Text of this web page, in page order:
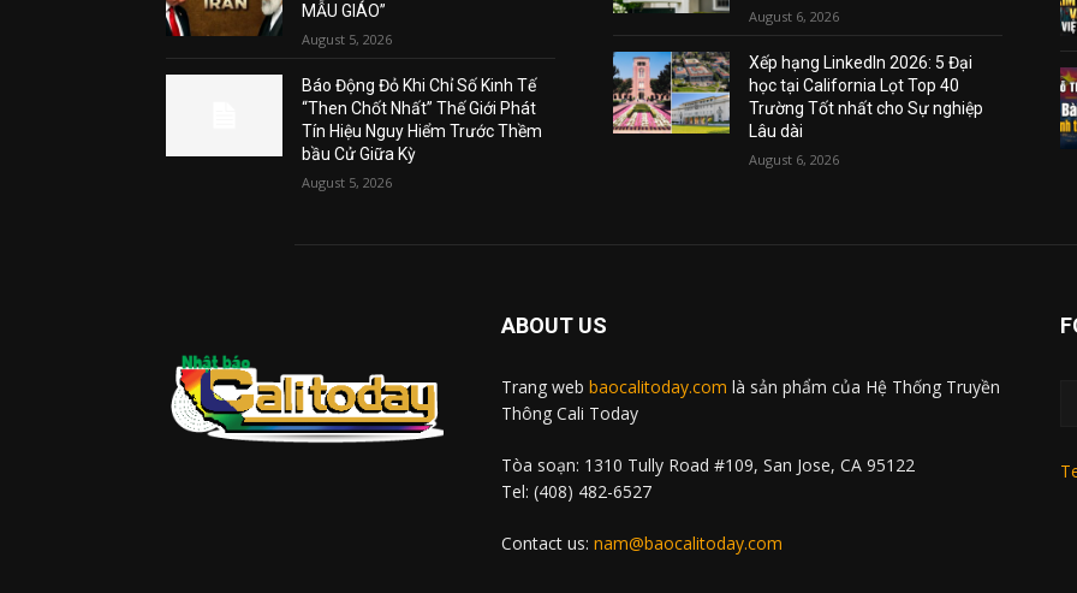
MẪU GIÁO”
August 5, 2026
Báo Động Đỏ Khi Chỉ Số Kinh Tế
“Then Chốt Nhất” Thế Giới Phát
Tín Hiệu Nguy Hiểm Trước Thềm
bầu Cử Giữa Kỳ
August 5, 2026
August 6, 2026
Xếp hạng LinkedIn 2026: 5 Đại
học tại California Lọt Top 40
Trường Tốt nhất cho Sự nghiệp
Lâu dài
August 6, 2026
ABOUT US
Trang web baocalitoday.com là sản phẩm của Hệ Thống Truyền
Thông Cali Today
Tòa soạn: 1310 Tully Road #109, San Jose, CA 95122
Tel: (408) 482-6527
Contact us: nam@baocalitoday.com